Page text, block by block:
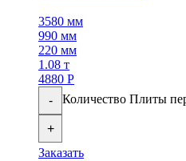
3580 мм
990 мм
220 мм
1.08 т
4880 Р
-
Количество Плиты
+
Заказать